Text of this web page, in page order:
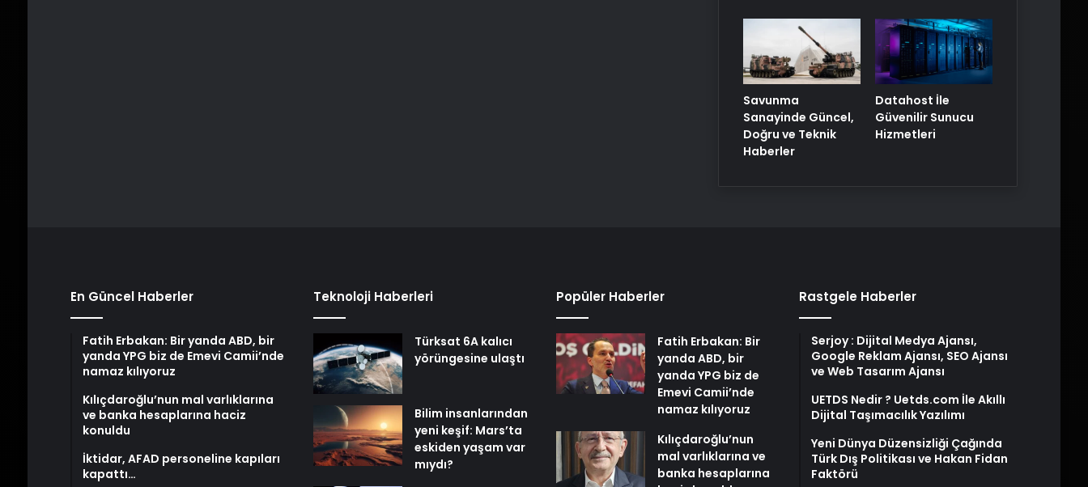
Savunma
Sanayinde Güncel,
Doğru ve Teknik
Haberler
Datahost İle
Güvenilir Sunucu
Hizmetleri
En Güncel Haberler
Fatih Erbakan: Bir yanda ABD, bir
yanda YPG biz de Emevi Camii’nde
namaz kılıyoruz
Kılıçdaroğlu’nun mal varlıklarına
ve banka hesaplarına haciz
konuldu
İktidar, AFAD personeline kapıları
kapattı…
Teknoloji Haberleri
Türksat 6A kalıcı
yörüngesine ulaştı
Bilim insanlarından
yeni keşif: Mars’ta
eskiden yaşam var
mıydı?
Popüler Haberler
Fatih Erbakan: Bir
yanda ABD, bir
yanda YPG biz de
Emevi Camii’nde
namaz kılıyoruz
Kılıçdaroğlu’nun
mal varlıklarına ve
banka hesaplarına
Rastgele Haberler
Serjoy : Dijital Medya Ajansı,
Google Reklam Ajansı, SEO Ajansı
ve Web Tasarım Ajansı
UETDS Nedir ? Uetds.com İle Akıllı
Dijital Taşımacılık Yazılımı
Yeni Dünya Düzensizliği Çağında
Türk Dış Politikası ve Hakan Fidan
Faktörü